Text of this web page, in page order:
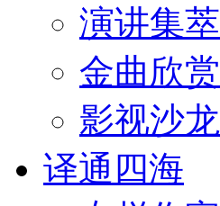
演讲集萃
金曲欣赏
影视沙龙
译通四海